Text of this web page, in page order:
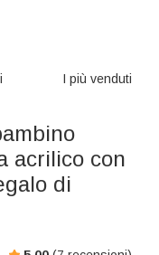
I più venduti
acrilico con
di